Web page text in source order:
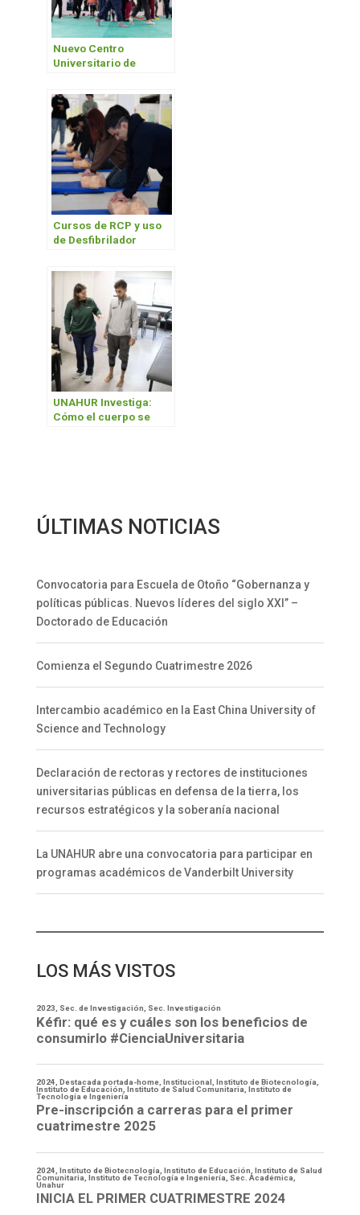
Nuevo Centro
Universitario de
Cursos de RCP y uso
de Desfibrilador
UNAHUR Investiga:
Cómo el cuerpo se
ÚLTIMAS NOTICIAS
Convocatoria para Escuela de Otoño “Gobernanza y
políticas públicas. Nuevos líderes del siglo XXI” –
Doctorado de Educación
Comienza el Segundo Cuatrimestre 2026
Intercambio académico en la East China University of
Science and Technology
Declaración de rectoras y rectores de instituciones
universitarias públicas en defensa de la tierra, los
recursos estratégicos y la soberanía nacional
La UNAHUR abre una convocatoria para participar en
programas académicos de Vanderbilt University
LOS MÁS VISTOS